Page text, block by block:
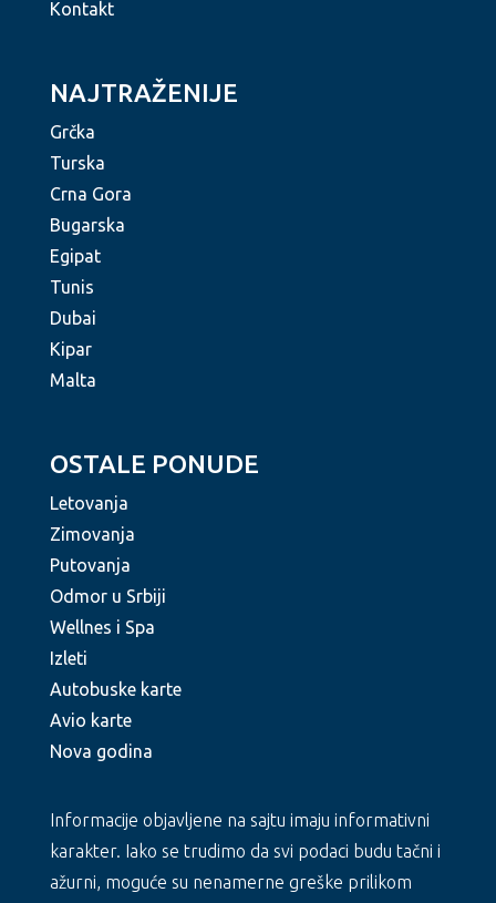
Kontakt
NAJTRAŽENIJE
Grčka
Turska
Crna Gora
Bugarska
Egipat
Tunis
Dubai
Kipar
Malta
OSTALE PONUDE
Letovanja
Zimovanja
Putovanja
Odmor u Srbiji
Wellnes i Spa
Izleti
Autobuske karte
Avio karte
Nova godina
Informacije objavljene na sajtu imaju informativni
karakter. Iako se trudimo da svi podaci budu tačni i
ažurni, moguće su nenamerne greške prilikom